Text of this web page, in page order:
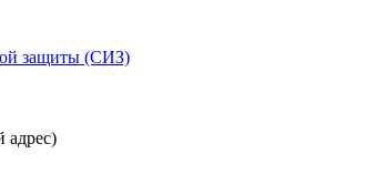
защиты (СИЗ)
адрес)